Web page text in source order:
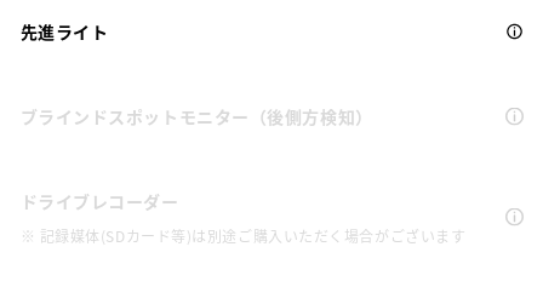
先進ライト
ブラインドスポットモニター（後側方検知）
ドライブレコーダー
※ 記録媒体(SDカード等)は別途ご購入いただく場合がございます